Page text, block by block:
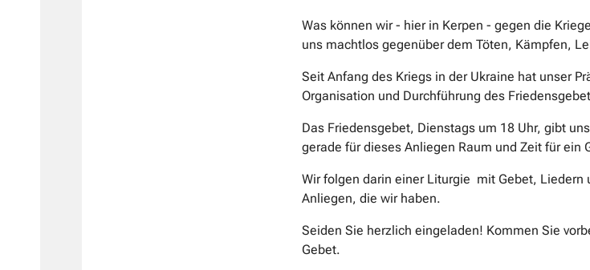
Was können wir - hier in Kerpen - gegen die
uns machtlos gegenüber dem Töten, Kämpfen,
Seit Anfang des Kriegs in der Ukraine hat unser
Organisation und Durchführung des
Das Friedensgebet, Dienstags um 18 Uhr, gibt
gerade für dieses Anliegen Raum und Zeit für ein
Wir folgen darin einer Liturgie mit Gebet, Liedern
Anliegen, die wir haben.
Seiden Sie herzlich eingeladen! Kommen Sie
Gebet.